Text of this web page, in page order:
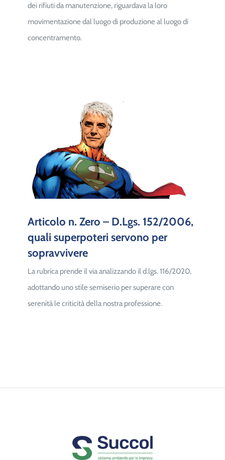
dei rifiuti da manutenzione, riguardava la loro
movimentazione dal luogo di produzione al luogo di
concentramento.
Articolo n. Zero – D.Lgs. 152/2006,
quali superpoteri servono per
sopravvivere
La rubrica prende il via analizzando il d.lgs. 116/2020,
adottando uno stile semiserio per superare con
serenità le criticità della nostra professione.